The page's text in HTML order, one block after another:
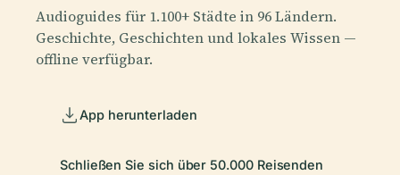
Audioguides für 1.100+ Städte in 96 Ländern.
Geschichte, Geschichten und lokales Wissen —
offline verfügbar.
App herunterladen
Schließen Sie sich über 50.000 Reisenden